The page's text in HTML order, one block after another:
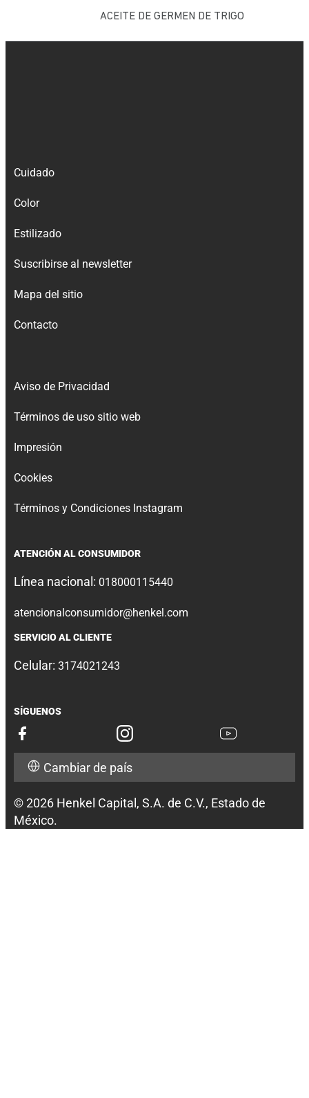
ACEITE DE GERMEN DE TRIGO
Cuidado
Color
Estilizado
Suscribirse al newsletter
Mapa del sitio
Contacto
Aviso de Privacidad
Términos de uso sitio web
Impresión
Cookies
Términos y Condiciones Instagram
ATENCIÓN AL CONSUMIDOR
Línea nacional: 018000115440
atencionalconsumidor@henkel.com
SERVICIO AL CLIENTE
Celular: 3174021243
SÍGUENOS
Cambiar de país
© 2026 Henkel Capital, S.A. de C.V., Estado de
México.